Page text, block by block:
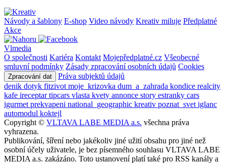
Návody a šablony E-shop Video návody Kreativ miluje Předplatné
Akce
Vlmedia
O společnosti Kariéra Kontakt Mojepředplatné.cz Všeobecné
smluvní podmínky Zásady zpracování osobních údajů Cookies
Zpracování dat
Práva subjektů údajů
denik dotyk fitzivot moje_krizovka dum_a_zahrada kondice realcity
kafe ireceptartipcars vlasta kvety annonce story estranky cars
igurmet prekvapeni national_geographic kreativ poznat_svet iglanc
automodul koktejl
Copyright © VLTAVA LABE MEDIA a.s. všechna práva
vyhrazena.
Publikování, šíření nebo jakékoliv jiné užití obsahu pro jiné než
osobní účely uživatele, je bez písemného souhlasu VLTAVA LABE
MEDIA a.s. zakázáno. Toto ustanovení platí také pro RSS kanály a